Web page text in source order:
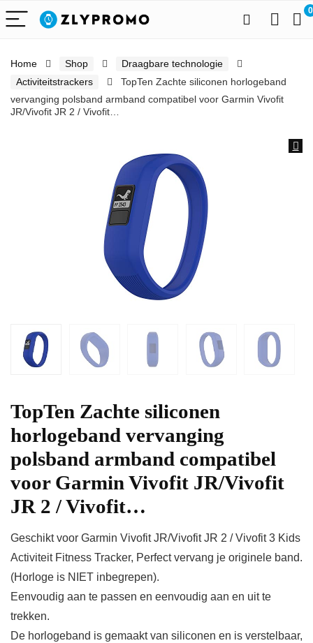
0
Home Shop
Draagbare technologie
Activiteitstrackers
TopTen Zachte siliconen horlogeband
vervanging polsband armband compatibel voor Garmin Vivofit
JR/Vivofit JR 2 / Vivofit…
TopTen Zachte siliconen
horlogeband vervanging
polsband armband compatibel
voor Garmin Vivofit JR/Vivofit
JR 2 / Vivofit…
Geschikt voor Garmin Vivofit JR/Vivofit JR 2 / Vivofit 3 Kids
Activiteit Fitness Tracker, Perfect vervang je originele band.
(Horloge is NIET inbegrepen).
Eenvoudig aan te passen en eenvoudig aan en uit te
trekken.
De horlogeband is gemaakt van siliconen en is verstelbaar,